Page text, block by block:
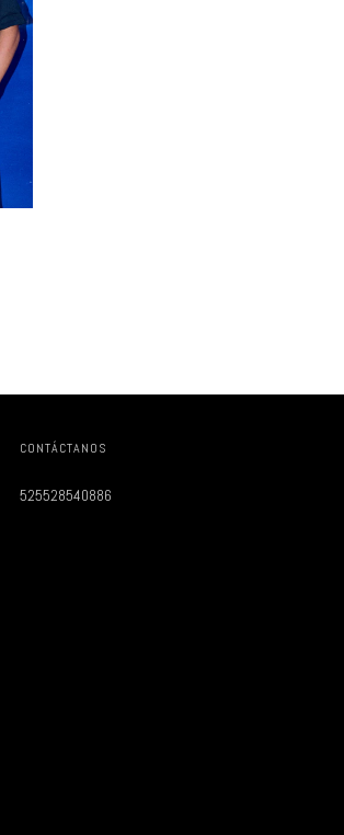
CONTÁCTANOS
525528540886